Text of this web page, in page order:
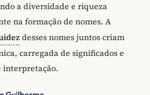
a diversidade e riqueza
na formação de nomes. A
desses nomes juntos criam
carregada de significados e
interpretação.